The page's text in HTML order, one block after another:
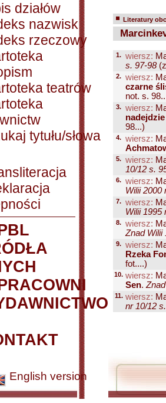
działów
nazwisk
rzeczowy
teatrów
tytułu/słowa
English version
Literatury
1. wiersz:
s. 97-98(z
2. wiersz:
czarne
not. s.
3. wiersz:
98...)
4. wiersz:
5. wiersz:
10/12 s.
6. wiersz:
Wilii 2000
7. wiersz:
Wilii 1995
8. wiersz:
Znad Wilii
9. wiersz:
Rzeka
fot....)
10. wiersz:
Sen.
11. wiersz:
nr 10/12